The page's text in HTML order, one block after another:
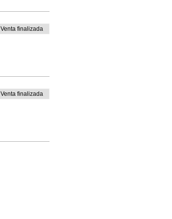
Venta finalizada
Venta finalizada